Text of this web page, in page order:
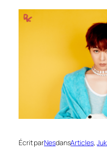
Écrit parNesdansArticles,